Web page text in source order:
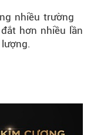
nhiều trường
hơn nhiều lần